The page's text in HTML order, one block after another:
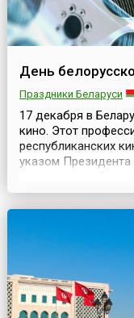
День
Праздники Беларуси
17 декабря в
кино. Этот
республиканских
указом Президента
1924 года вышло
комиссаров «О
управление по